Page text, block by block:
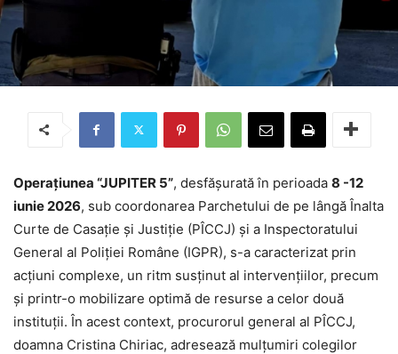
Operațiunea “JUPITER 5”, desfășurată în perioada 8 -12
iunie 2026, sub coordonarea Parchetului de pe lângă Înalta
Curte de Casație și Justiție (PÎCCJ) și a Inspectoratului
General al Poliției Române (IGPR), s-a caracterizat prin
acțiuni complexe, un ritm susținut al intervențiilor, precum
și printr-o mobilizare optimă de resurse a celor două
instituții. În acest context, procurorul general al PÎCCJ,
doamna Cristina Chiriac, adresează mulțumiri colegilor